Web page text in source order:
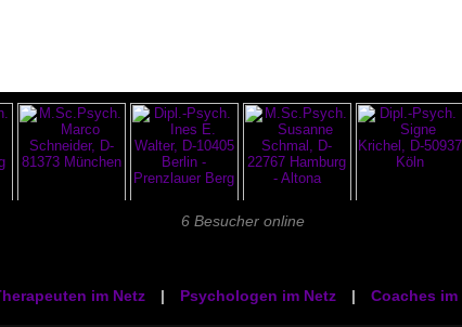
6 Besucher online
im Netz | Psychologen im Netz | Coaches im